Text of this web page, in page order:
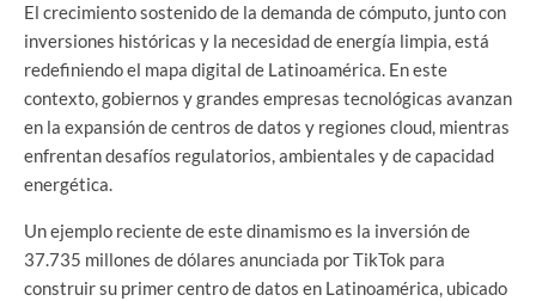
El crecimiento sostenido de la demanda de cómputo, junto con
inversiones históricas y la necesidad de energía limpia, está
redefiniendo el mapa digital de Latinoamérica. En este
contexto, gobiernos y grandes empresas tecnológicas avanzan
en la expansión de centros de datos y regiones cloud, mientras
enfrentan desafíos regulatorios, ambientales y de capacidad
energética.
Un ejemplo reciente de este dinamismo es la inversión de
37.735 millones de dólares anunciada por TikTok para
construir su primer centro de datos en Latinoamérica, ubicado